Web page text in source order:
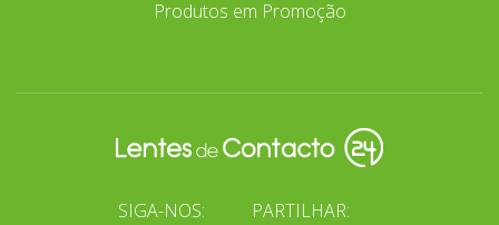
Produtos em Promoção
SIGA-NOS:
PARTILHAR: